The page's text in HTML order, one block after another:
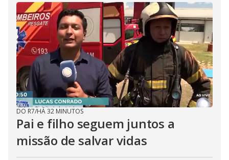
DO R7/HÁ 32 MINUTOS
Pai e filho seguem juntos a
missão de salvar vidas